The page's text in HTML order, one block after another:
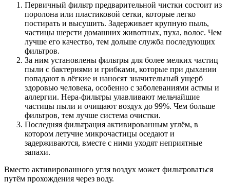
Первичный фильтр предварительной чистки состоит из
поролона или пластиковой сетки, которые легко
постирать и высушить. Задерживает крупную пыль,
частицы шерсти домашних животных, пуха, волос. Чем
лучше его качество, тем дольше служба последующих
фильтров.
За ним установлены фильтры для более мелких частиц
пыли с бактериями и грибками, которые при дыхании
попадают в лёгкие и наносят значительный ущерб
здоровью человека, особенно с заболеваниями астмы и
аллергии. Нера-фильтры улавливают мельчайшие
частицы пыли и очищают воздух до 99%. Чем больше
фильтров, тем лучше система очистки.
Последняя фильтрация активированным углём, в
котором летучие микрочастицы оседают и
задерживаются, вместе с ними уходят неприятные
запахи.
Вместо активированного угля воздух может фильтроваться
путём прохождения через воду.